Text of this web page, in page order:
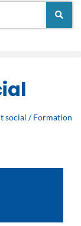
social /Formation